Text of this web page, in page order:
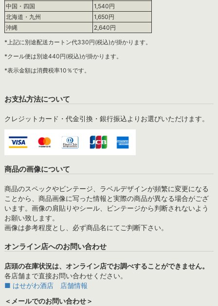
中国・四国
1,540円
北海道・九州
1,650円
沖縄
2,640円
*上記に別途配送カートン代330円(税込)が掛かります。
*クール便は別途440円(税込)が掛かります。
*表示金額は消費税率10％です。
お支払方法について
クレジットカード・代金引換・銀行振込よりお選びいただけます。
商品の画像について
商品のスペックやビンテージ、ラベルデザインが頻繁に変更になる
ことから、商品画像に写った情報と実際の商品が異なる場合がござ
います。画像の肩貼りやシール、ビンテージから判断されないよう
お願い致します。
画像は参考程度とし、必ず商品名にてご判断下さい。
オンライン店へのお問い合わせ
店頭の在庫状況は、オンライン店でお調べすることができません。
各店舗まで直接お問い合わせください。
■ はせがわ酒店 店舗情報
＜メールでのお問い合わせ＞